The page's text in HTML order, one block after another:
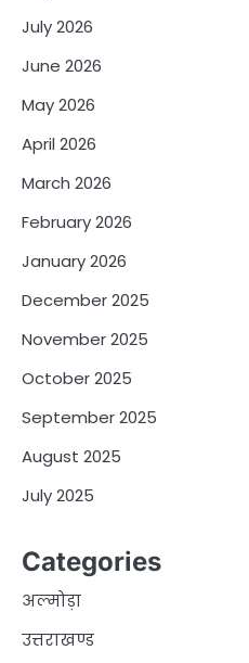
July 2026
June 2026
May 2026
April 2026
March 2026
February 2026
January 2026
December 2025
November 2025
October 2025
September 2025
August 2025
July 2025
Categories
अल्मोड़ा
उत्तराखण्ड